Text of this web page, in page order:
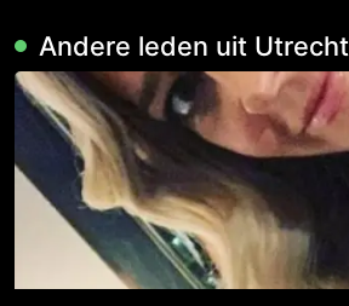
Andere leden uit Utrecht